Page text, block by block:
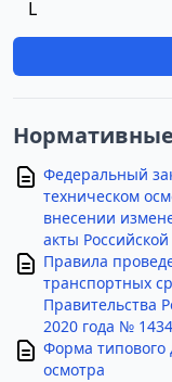
L
Федеральный
техническом
внесении
акты
Правила
транспортных
Правительства
2020 года № 1434
Форма типового
осмотра